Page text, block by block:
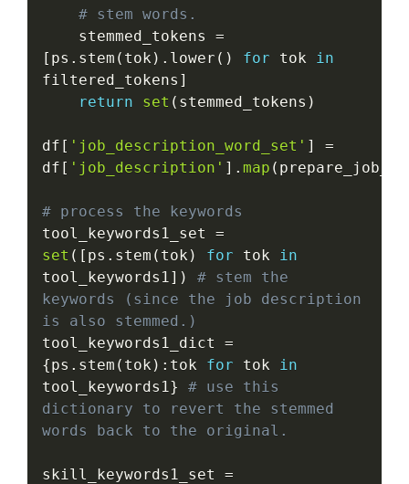
# stem words.
    stemmed_tokens
=
[ ps . stem ( tok ) . lower ( ) for tok in
filtered_tokens ]
return
set ( stemmed_tokens )
df [ 'job_description_word_set' ]
=
df [ 'job_description' ] . map (
# process the keywords
tool_keywords1_set =
set ( [ ps . stem ( tok ) for tok in
tool_keywords1] )
# stem the
keywords (since the job description
is also stemmed.)
tool_keywords1_dict =
{ps . stem ( tok ) : tok for tok in
tool_keywords1}
# use this
dictionary to revert the stemmed
words back to the original.
skill_keywords1_set =